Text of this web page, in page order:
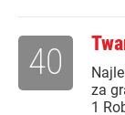
za
1
40